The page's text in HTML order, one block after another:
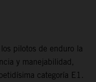
pilotos de enduro la
y manejabilidad,
categoría E1.